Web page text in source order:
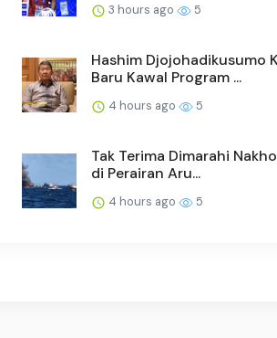
3 hours ago 5
Hashim Djojohadikusumo
Baru Kawal Program ...
4 hours ago 5
Tak Terima Dimarahi
di Perairan Aru...
4 hours ago 5